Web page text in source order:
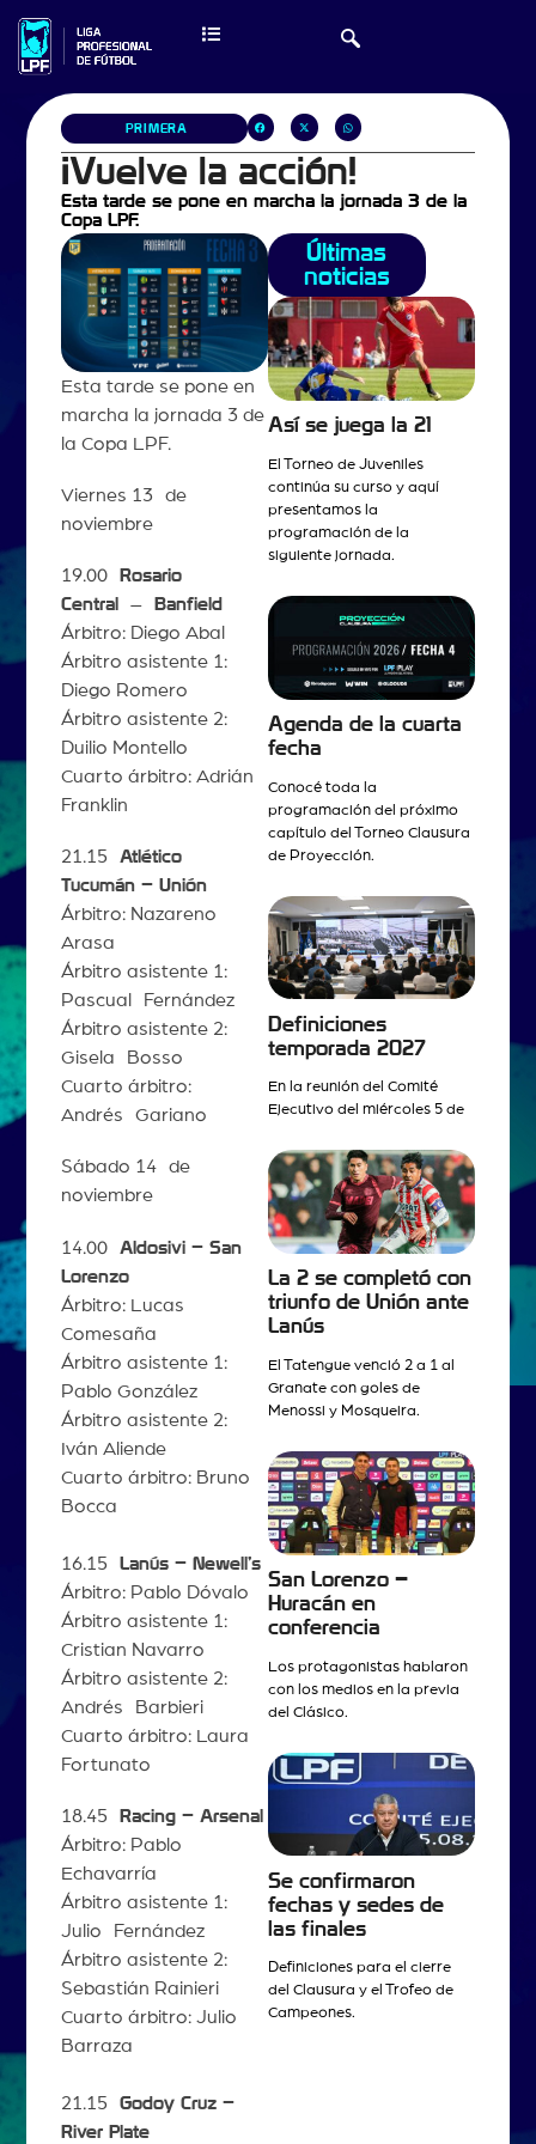
PRIMERA
¡Vuelve la acción!
Esta tarde se pone en marcha la jornada 3 de la
Copa LPF.
Esta tarde se pone en
marcha la jornada 3 de
la Copa LPF.
Viernes 13 de
noviembre
19.00
Rosario
Central
–
Banfield
Árbitro: Diego Abal
Árbitro asistente 1:
Diego Romero
Árbitro asistente 2:
Duilio Montello
Cuarto árbitro: Adrián
Franklin
21.15 Atlético
Tucumán – Unión
Árbitro: Nazareno
Arasa
Árbitro asistente 1:
Pascual Fernández
Árbitro asistente 2:
Gisela Bosso
Cuarto árbitro:
Andrés Gariano
Sábado 14 de
noviembre
14.00 Aldosivi – San
Lorenzo
Árbitro: Lucas
Comesaña
Árbitro asistente 1:
Pablo González
Árbitro asistente 2:
Iván Aliende
Cuarto árbitro: Bruno
Bocca
16.15 Lanús – Newell’s
Árbitro: Pablo Dóvalo
Árbitro asistente 1:
Cristian Navarro
Árbitro asistente 2:
Andrés Barbieri
Cuarto árbitro: Laura
Fortunato
18.45
Racing – Arsenal
Árbitro: Pablo
Echavarría
Árbitro asistente 1:
Julio Fernández
Árbitro asistente 2:
Sebastián Rainieri
Cuarto árbitro: Julio
Barraza
21.15 Godoy Cruz –
River Plate
Últimas
noticias
Así se juega la 21
El Torneo de Juveniles
continúa su curso y aquí
presentamos la
programación de la
siguiente jornada.
Agenda de la cuarta
fecha
Conocé toda la
programación del próximo
capítulo del Torneo Clausura
de Proyección.
Definiciones
temporada 2027
En la reunión del Comité
Ejecutivo del miércoles 5 de
La 2 se completó con
triunfo de Unión ante
Lanús
El Tatengue venció 2 a 1 al
Granate con goles de
Menossi y Mosqueira.
San Lorenzo –
Huracán en
conferencia
Los protagonistas hablaron
con los medios en la previa
del Clásico.
Se confirmaron
fechas y sedes de
las finales
Definiciones para el cierre
del Clausura y el Trofeo de
Campeones.